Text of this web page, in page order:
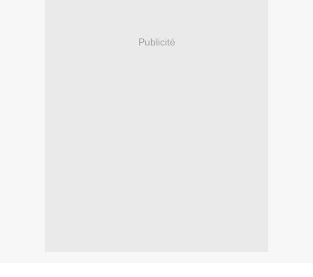
Publicité